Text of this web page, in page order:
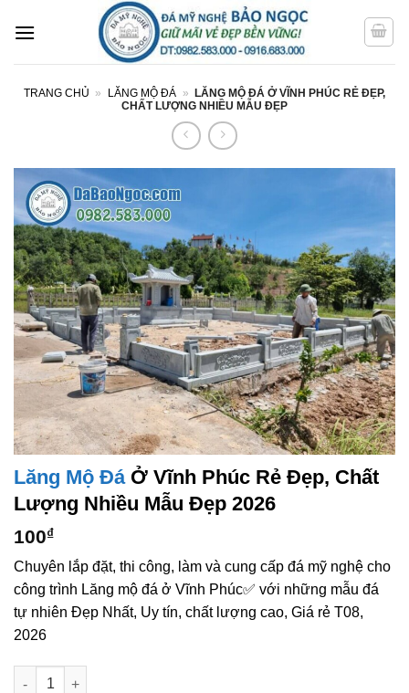
qua
TRANG CHỦ » LĂNG MỘ ĐÁ »
LĂNG MỘ ĐÁ Ở VĨNH PHÚC RẺ ĐẸP,
CHẤT LƯỢNG NHIỀU MẪU ĐẸP
Lăng Mộ ĐáỞ Vĩnh Phúc Rẻ Đẹp, Chất
Lượng Nhiều Mẫu Đẹp 2026
100₫
Chuyên lắp đặt, thi công, làm và cung cấp đá mỹ nghệ cho
công trình Lăng mộ đá ở Vĩnh Phúc✅ với những mẫu đá
tự nhiên Đẹp Nhất, Uy tín, chất lượng cao, Giá rẻ T08,
2026
Lăng mộ đá ở Vĩnh Phúc rẻ đẹp, chất lượng nhiều mẫu đẹp